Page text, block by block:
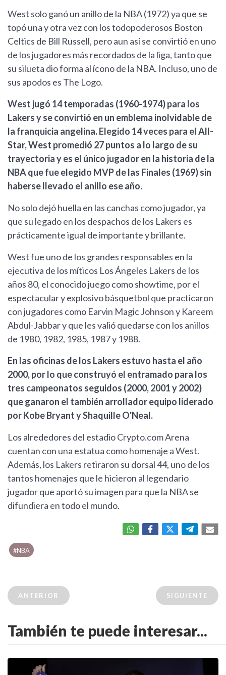
West solo ganó un anillo de la NBA (1972) ya que se
topó una y otra vez con los todopoderosos Boston
Celtics de Bill Russell, pero aun así se convirtió en uno
de los jugadores más recordados de la liga, tanto que
su silueta dio forma al ícono de la NBA. Incluso, uno de
sus apodos es The Logo.
West jugó 14 temporadas (1960-1974) para los
Lakers y se convirtió en un emblema inolvidable de
la franquicia angelina. Elegido 14 veces para el All-
Star, West promedió 27 puntos a lo largo de su
trayectoria y es el único jugador en la historia de la
NBA que fue elegido MVP de las Finales (1969) sin
haberse llevado el anillo ese año.
No solo dejó huella en las canchas como jugador, ya
que su legado en los despachos de los Lakers es
prácticamente igual de importante y brillante.
West fue uno de los grandes responsables en la
ejecutiva de los míticos Los Ángeles Lakers de los
años 80, el conocido juego como showtime, por el
espectacular y explosivo básquetbol que practicaron
con jugadores como Earvin Magic Johnson y Kareem
Abdul-Jabbar y que les valió quedarse con los anillos
de 1980, 1982, 1985, 1987 y 1988.
En las oficinas de los Lakers estuvo hasta el año
2000, por lo que construyó el entramado para los
tres campeonatos seguidos (2000, 2001 y 2002)
que ganaron el también arrollador equipo liderado
por Kobe Bryant y Shaquille O'Neal.
Los alrededores del estadio Crypto.com Arena
cuentan con una estatua como homenaje a West.
Además, los Lakers retiraron su dorsal 44, uno de los
tantos homenajes que le hicieron al legendario
jugador que aportó su imagen para que la NBA se
difundiera en todo el mundo.
#NBA
ANTERIOR SIGUIENTE
También te puede interesar...